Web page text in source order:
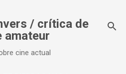
/ crítica de
amateur
cine actual